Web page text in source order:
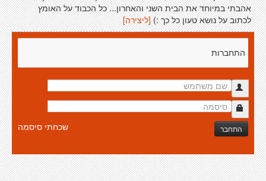
אהבתי במיוחד את הבית השני והאחרון... כל הכבוד על האומץ
לכתוב על נושא טעון כל כך :) [ליצירה]
התחברות
התחבר שכחתי סיסמה